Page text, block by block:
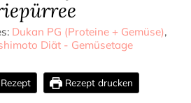
Dukan PG (Proteine + Gemüse),
Diät - Gemüsetage
Rezept drucken